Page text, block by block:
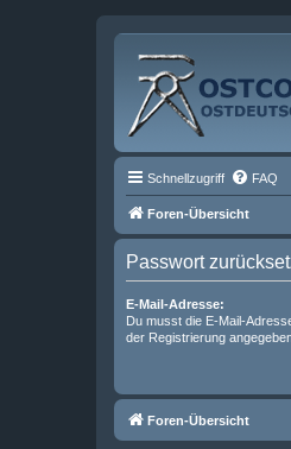
Schnellzugriff FAQ
Foren-Übersicht
Passwort
E-Mail-Adresse:
Du musst die E-Mail-
der Registrierung
Foren-Übersicht